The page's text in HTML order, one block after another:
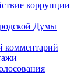
коррупции
Думы
комментарий